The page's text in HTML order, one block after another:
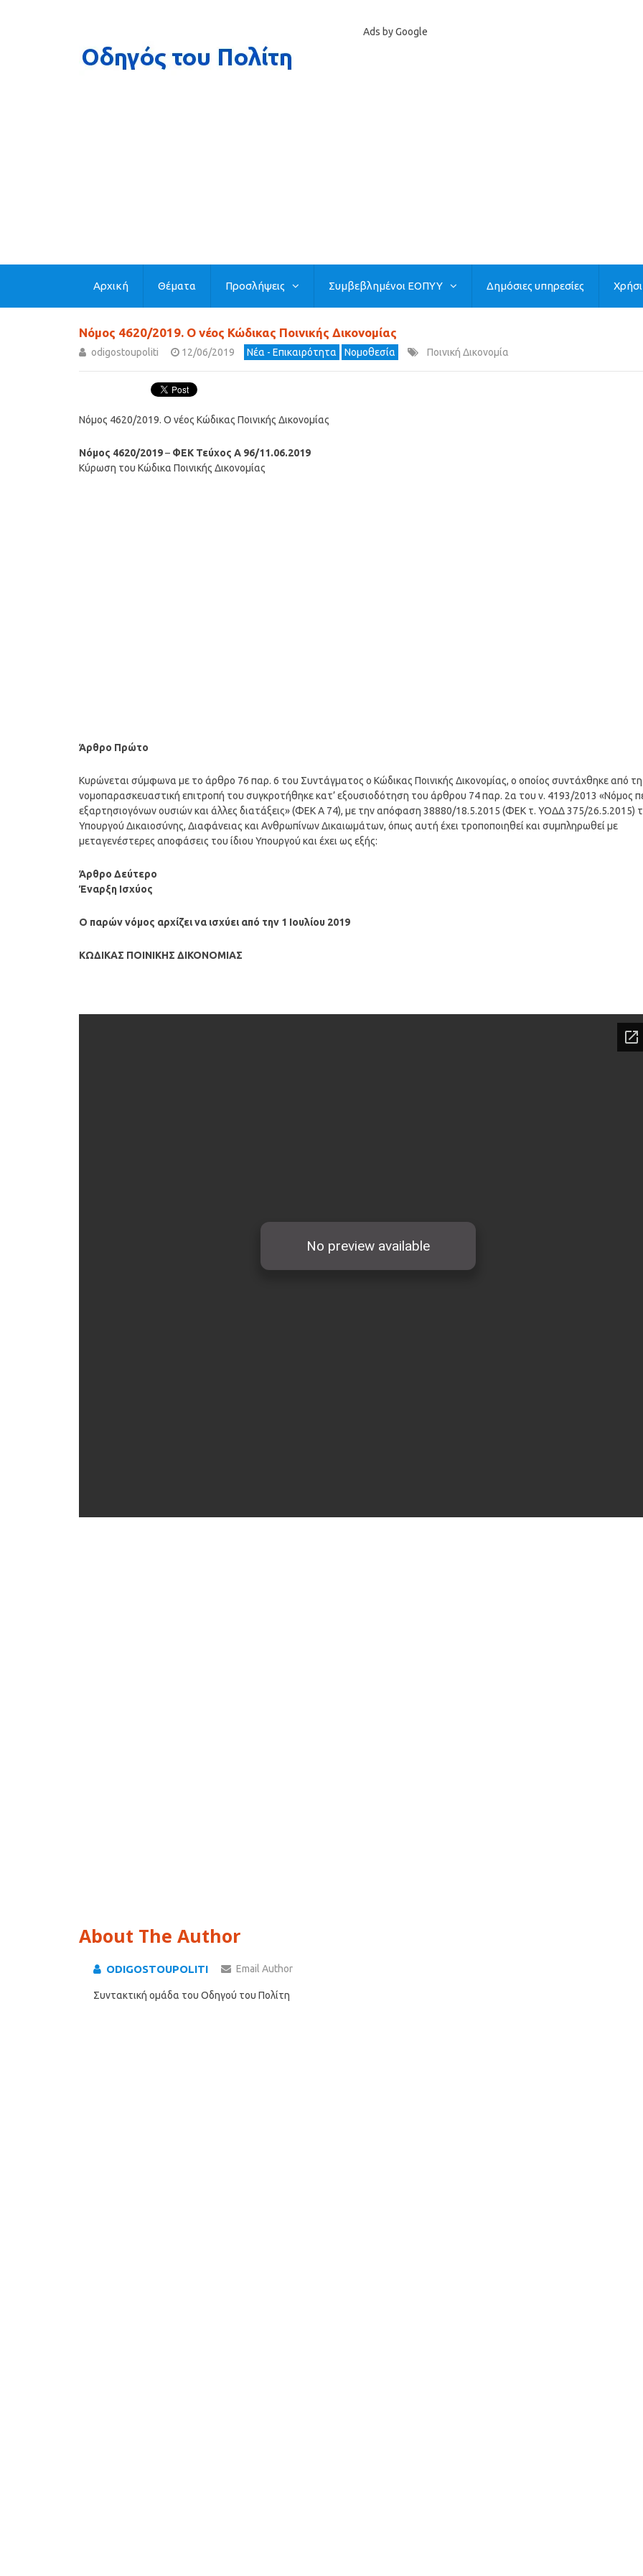
Ads by Google
Αρχική Θέματα Προσλήψεις Συμβεβλημένοι ΕΟΠΥΥ Δημόσιες υπηρεσίες
Νόμος 4620/2019. Ο νέος Κώδικας Ποινικής Δικονομίας
odigostoupoliti 12/06/2019 Νέα - Επικαιρότητα Νομοθεσία Ποινική Δικονομία
Νόμος 4620/2019. Ο νέος Κώδικας Ποινικής Δικονομίας
Νόμος 4620/2019– ΦΕΚ Τεύχος A 96/11.06.2019
Κύρωση του Κώδικα Ποινικής Δικονομίας
Άρθρο Πρώτο
Κυρώνεται σύμφωνα με το άρθρο 76 παρ. 6 του Συντάγματος ο Κώδικας Ποινικής Δικονομίας, ο οποίος συντάχθηκε από τη
νομοπαρασκευαστική επιτροπή του συγκροτήθηκε κατ’ εξουσιοδότηση του άρθρου 74 παρ. 2α του ν. 4193/2013 «Νόμος
εξαρτησιογόνων ουσιών και άλλες διατάξεις» (ΦΕΚ Α 74), με την απόφαση 38880/18.5.2015 (ΦΕΚ τ. ΥΟΔΔ 375/26.5.2015)
Υπουργού Δικαιοσύνης, Διαφάνειας και Ανθρωπίνων Δικαιωμάτων, όπως αυτή έχει τροποποιηθεί και συμπληρωθεί με
μεταγενέστερες αποφάσεις του ίδιου Υπουργού και έχει ως εξής:
Άρθρο Δεύτερο
Έναρξη Ισχύος
Ο παρών νόμος αρχίζει να ισχύει από την 1 Ιουλίου 2019
ΚΩΔΙΚΑΣ ΠΟΙΝΙΚΗΣ ΔΙΚΟΝΟΜΙΑΣ
About The Author
ODIGOSTOUPOLITI Email Author
Συντακτική ομάδα του Οδηγού του Πολίτη